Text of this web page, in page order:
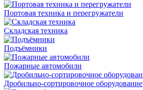
Портовая техника и перегружатели
Складская техника
Подъёмники
Пожарные автомобили
Дробильно-сортировочное оборудование